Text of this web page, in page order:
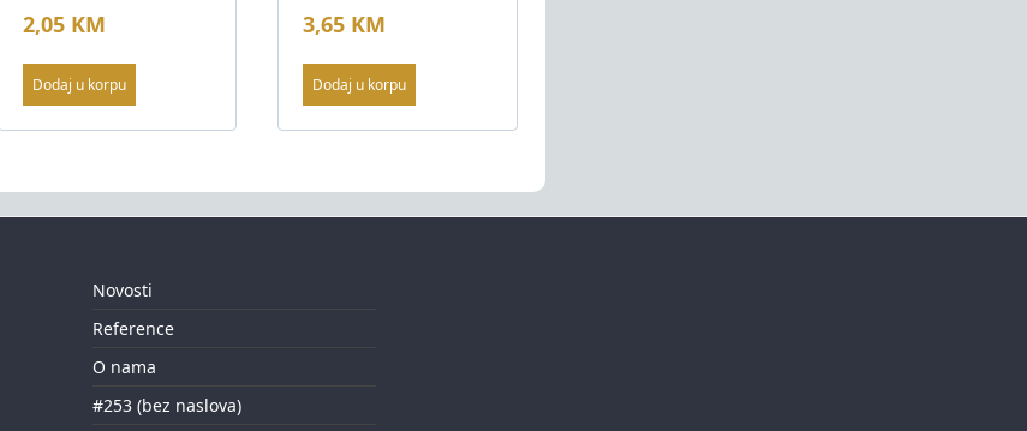
2,05 KM
Dodaj u korpu
3,65 KM
Dodaj u korpu
Novosti
Reference
O nama
#253 (bez naslova)